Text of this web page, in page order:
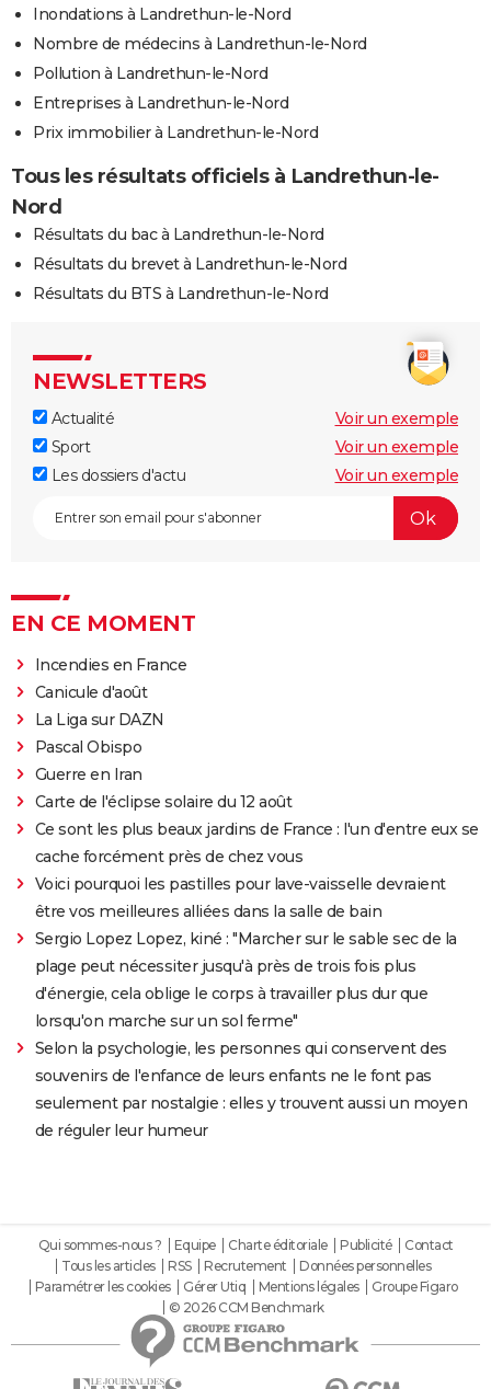
Inondations à Landrethun-le-Nord
Nombre de médecins à Landrethun-le-Nord
Pollution à Landrethun-le-Nord
Entreprises à Landrethun-le-Nord
Prix immobilier à Landrethun-le-Nord
Tous les résultats officiels à Landrethun-le-
Nord
Résultats du bac à Landrethun-le-Nord
Résultats du brevet à Landrethun-le-Nord
Résultats du BTS à Landrethun-le-Nord
NEWSLETTERS
Actualité
Voir un exemple
Sport
Voir un exemple
Les dossiers d'actu
Voir un exemple
EN CE MOMENT
Incendies en France
Canicule d'août
La Liga sur DAZN
Pascal Obispo
Guerre en Iran
Carte de l'éclipse solaire du 12 août
Ce sont les plus beaux jardins de France : l'un d'entre eux se
cache forcément près de chez vous
Voici pourquoi les pastilles pour lave-vaisselle devraient
être vos meilleures alliées dans la salle de bain
Sergio Lopez Lopez, kiné : "Marcher sur le sable sec de la
plage peut nécessiter jusqu'à près de trois fois plus
d'énergie, cela oblige le corps à travailler plus dur que
lorsqu'on marche sur un sol ferme"
Selon la psychologie, les personnes qui conservent des
souvenirs de l'enfance de leurs enfants ne le font pas
seulement par nostalgie : elles y trouvent aussi un moyen
de réguler leur humeur
Qui sommes-nous ? Equipe Charte éditoriale Publicité
Contact
Tous les articles
RSS Recrutement
Données personnelles
Paramétrer les cookies
Gérer Utiq Mentions légales
Groupe Figaro
© 2026 CCM Benchmark